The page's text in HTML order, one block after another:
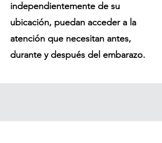
independientemente de su
ubicación, puedan acceder a la
atención que necesitan antes,
durante y después del embarazo.